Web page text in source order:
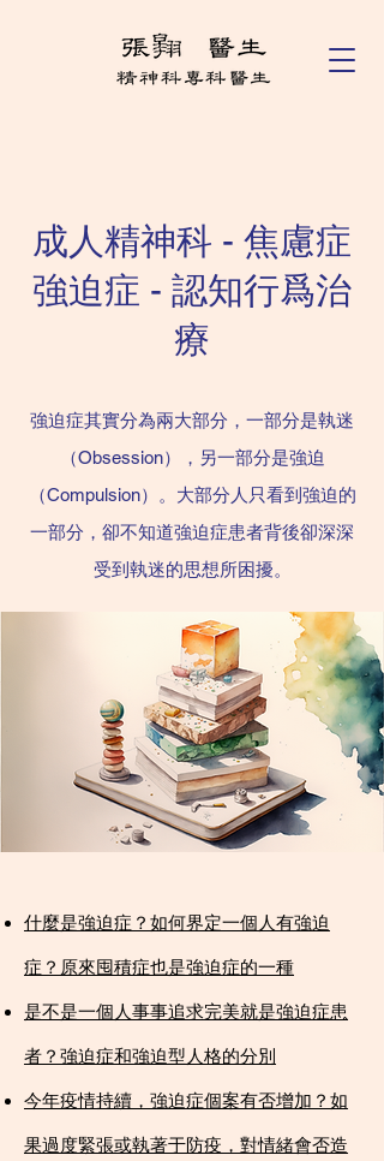
成人精神科 - 焦慮症
強迫症 - 認知行爲治
療
強迫症其實分為兩大部分，一部分是執迷
（Obsession），另一部分是強迫
（Compulsion）。大部分人只看到強迫的
一部分，卻不知道強迫症患者背後卻深深
受到執迷的思想所困擾。
什麼是強迫症？如何界定一個人有強迫
症？原來囤積症也是強迫症的一種​
是不是一個人事事追求完美就是強迫症患
者？強迫症和強迫型人格的分別​
今年疫情持續，強迫症個案有否增加？如
果過度緊張或執著于防疫，對情緒會否造